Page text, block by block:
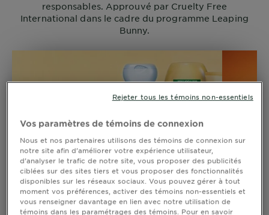
responsables. Approuvé par Cruelty Free
International dans le cadre du programme Leaping
Bunny.
Vos paramètres de témoins de connexion
Nous et nos partenaires utilisons des témoins de connexion sur
notre site afin d’améliorer votre expérience utilisateur,
d’analyser le trafic de notre site, vous proposer des publicités
ciblées sur des sites tiers et vous proposer des fonctionnalités
disponibles sur les réseaux sociaux. Vous pouvez gérer à tout
moment vos préférences, activer des témoins non-essentiels et
vous renseigner davantage en lien avec notre utilisation de
témoins dans les paramétrages des témoins. Pour en savoir
Rejeter tous les témoins non-essentiels